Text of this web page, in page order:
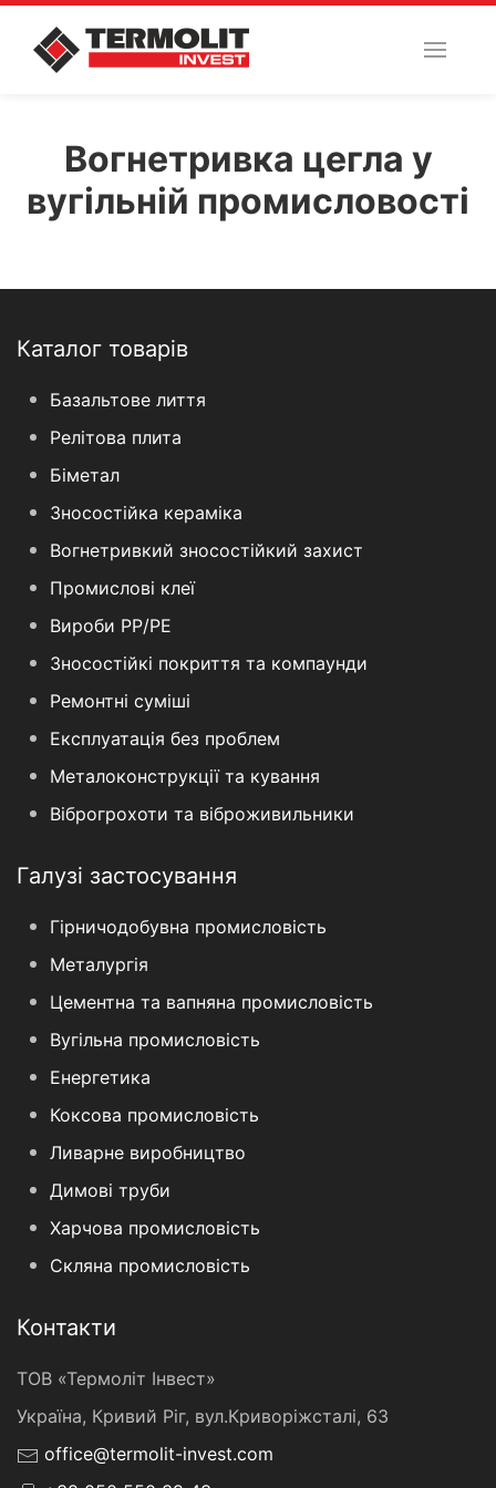
Вогнетривка цегла у
вугільній промисловості
Каталог товарів
Базальтове лиття
Релітова плита
Біметал
Зносостійка кераміка
Вогнетривкий зносостійкий захист
Промислові клеї
Вироби PP/PE
Зносостійкі покриття та компаунди
Ремонтні суміші
Експлуатація без проблем
Металоконструкції та кування
Віброгрохоти та віброживильники
Галузі застосування
Гірничодобувна промисловість
Металургія
Цементна та вапняна промисловість
Вугільна промисловість
Енергетика
Коксова промисловість
Ливарне виробництво
Димові труби
Харчова промисловість
Скляна промисловість
Контакти
ТОВ «Термоліт Інвест»
Україна, Кривий Ріг, вул.Криворіжсталі, 63
office@termolit-invest.com